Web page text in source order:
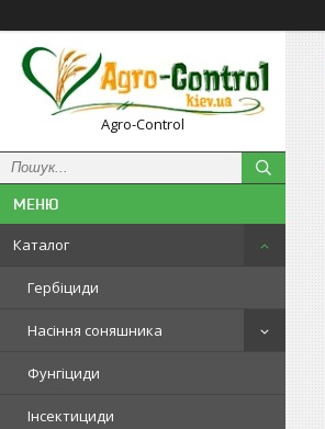
Agro-Control
Каталог
Гербіциди
Насіння соняшника
Фунгіциди
Інсектициди